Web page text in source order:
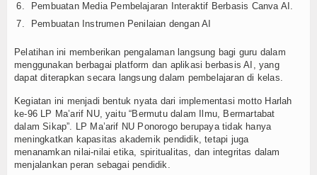
Unduh
Pembuatan Media Pembelajaran Interaktif Berbasis Canva AI.
Pembuatan Instrumen Penilaian dengan AI
Pelatihan ini memberikan pengalaman langsung bagi guru dalam
menggunakan berbagai platform dan aplikasi berbasis AI, yang
dapat diterapkan secara langsung dalam pembelajaran di kelas.
Kegiatan ini menjadi bentuk nyata dari implementasi motto Harlah
ke-96 LP Ma’arif NU, yaitu “Bermutu dalam Ilmu, Bermartabat
dalam Sikap”. LP Ma’arif NU Ponorogo berupaya tidak hanya
meningkatkan kapasitas akademik pendidik, tetapi juga
menanamkan nilai-nilai etika, spiritualitas, dan integritas dalam
menjalankan peran sebagai pendidik.